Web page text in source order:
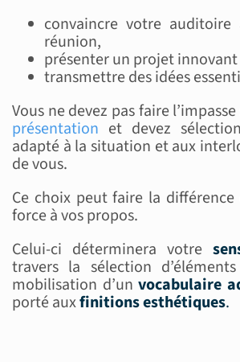
convaincre votre auditoire
réunion,
présenter un projet innovant
transmettre des idées
Vous ne devez pas faire
présentation et devez
adapté à la situation et aux
de vous.
Ce choix peut faire la
force à vos propos.
Celui-ci déterminera votre
travers la sélection
mobilisation d’unvocabulaire
porté auxfinitionsesthétiques.